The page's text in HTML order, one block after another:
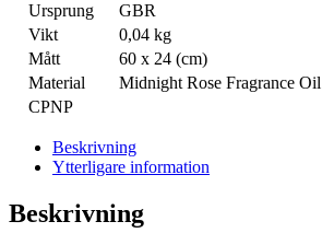
Ursprung
GBR
Vikt
0,04 kg
Mått
60 x 24 (cm)
Material
Midnight Rose Fragrance Oil
CPNP
Beskrivning
Ytterligare information
Beskrivning